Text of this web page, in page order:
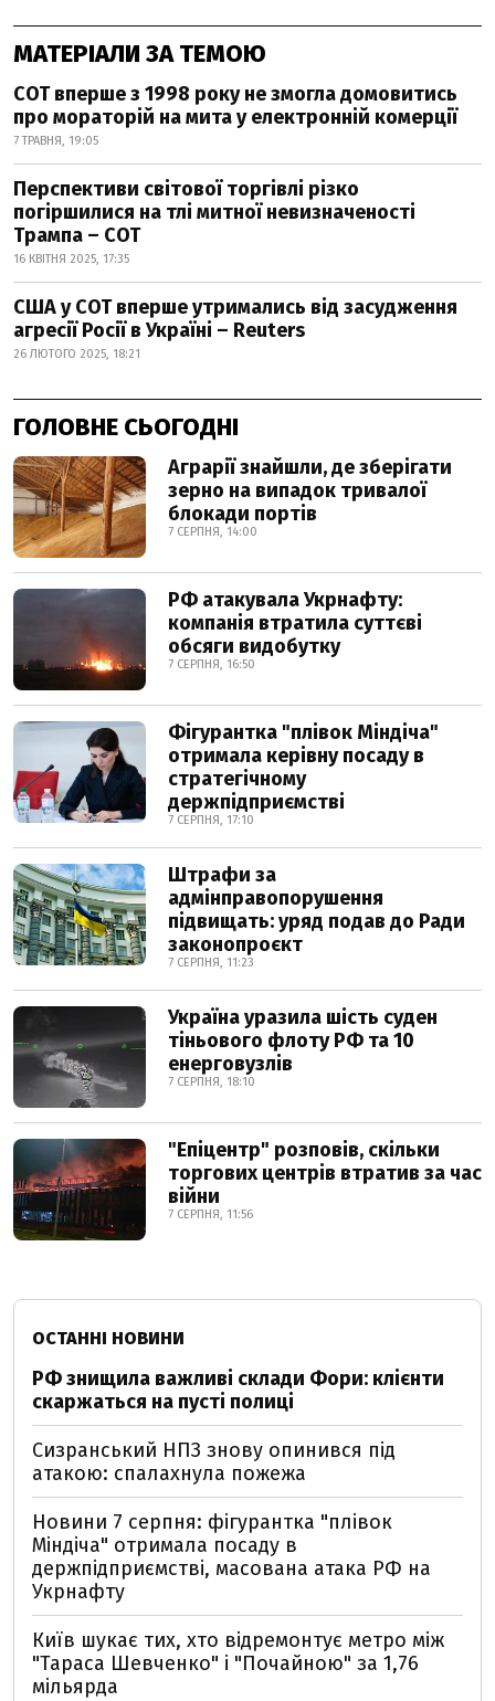
МАТЕРІАЛИ ЗА ТЕМОЮ
СОТ вперше з 1998 року не змогла домовитись
про мораторій на мита у електронній комерції
7 ТРАВНЯ, 19:05
Перспективи світової торгівлі різко
погіршилися на тлі митної невизначеності
Трампа – СОТ
16 КВІТНЯ 2025, 17:35
США у СОТ вперше утримались від засудження
агресії Росії в Україні – Reuters
26 ЛЮТОГО 2025, 18:21
ГОЛОВНЕ СЬОГОДНІ
Аграрії знайшли, де зберігати
зерно на випадок тривалої
блокади портів
7 СЕРПНЯ, 14:00
РФ атакувала Укрнафту:
компанія втратила суттєві
обсяги видобутку
7 СЕРПНЯ, 16:50
Фігурантка "плівок Міндіча"
отримала керівну посаду в
стратегічному
держпідприємстві
7 СЕРПНЯ, 17:10
Штрафи за
адмінправопорушення
підвищать: уряд подав до Ради
законопроєкт
7 СЕРПНЯ, 11:23
Україна уразила шість суден
тіньового флоту РФ та 10
енерговузлів
7 СЕРПНЯ, 18:10
"Епіцентр" розповів, скільки
торгових центрів втратив за час
війни
7 СЕРПНЯ, 11:56
ОСТАННІ НОВИНИ
РФ знищила важливі склади Фори: клієнти
скаржаться на пусті полиці
Сизранський НПЗ знову опинився під
атакою: спалахнула пожежа
Новини 7 серпня: фігурантка "плівок
Міндіча" отримала посаду в
держпідприємстві, масована атака РФ на
Укрнафту
Київ шукає тих, хто відремонтує метро між
"Тараса Шевченко" і "Почайною" за 1,76
мільярда